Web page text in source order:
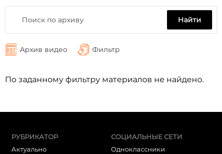
Найти
Архив видео Фильтр
По заданному фильтру материалов не найдено.
РУБРИКАТОР
Актуально
СОЦИАЛЬНЫЕ СЕТИ
Одноклассники